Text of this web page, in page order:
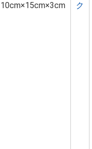
10cm×15cm×3cm
ク